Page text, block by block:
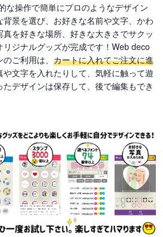
な操作で簡単にプロのようなデザイン
景を選び、お好きな名前や文字、かわ
を好きな場所、好きな大きさでサクッ
ジナルグッズが完成です！Web deco
ご利用は、 カートに入れてご注文に進
や文字を入れたりして、気軽に触って遊
デザインは保存して、後で編集もでき